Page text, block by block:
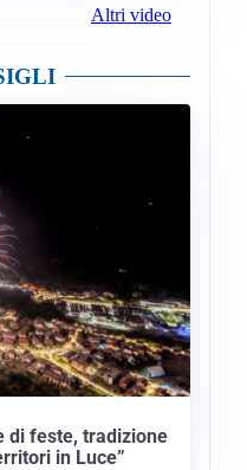
Altri video
di feste, tradizione
in Luce”